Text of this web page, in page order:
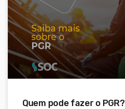
Quem pode fazer o PGR?